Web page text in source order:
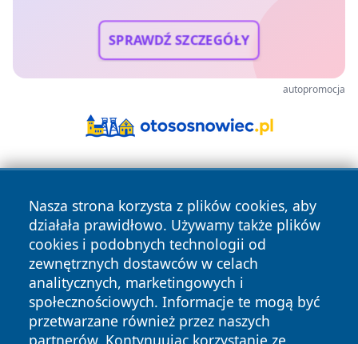
SPRAWDŹ SZCZEGÓŁY
autopromocja
Nasza strona korzysta z plików cookies, aby
działała prawidłowo. Używamy także plików
cookies i podobnych technologii od
zewnętrznych dostawców w celach
analitycznych, marketingowych i
społecznościowych. Informacje te mogą być
przetwarzane również przez naszych
partnerów. Kontynuując korzystanie ze
Copyright © 2026 faktykrakowa.pl Wszystkie prawa
zastrzeżone.